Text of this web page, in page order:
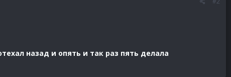
назад и опять и так раз пять делала